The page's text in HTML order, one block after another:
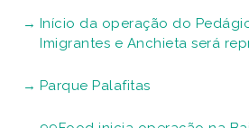
Início da operação do
Imigrantes e Anchieta será
Parque Palafitas